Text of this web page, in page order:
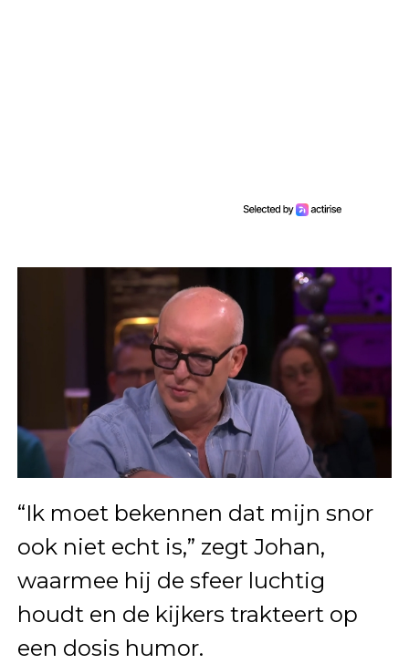
“Ik moet bekennen dat mijn snor
ook niet echt is,” zegt Johan,
waarmee hij de sfeer luchtig
houdt en de kijkers trakteert op
een dosis humor.